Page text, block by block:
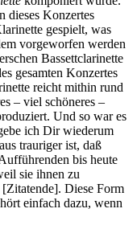
dieses Konzertes
gespielt, was
vorgeworfen werden
Bassettclarinette
gesamten Konzertes
reicht mithin rund
– viel schöneres –
Und so war es
ich Dir wiederum
trauriger ist, daß
bis heute
sie ihnen zu
Diese Form
einfach dazu, wenn